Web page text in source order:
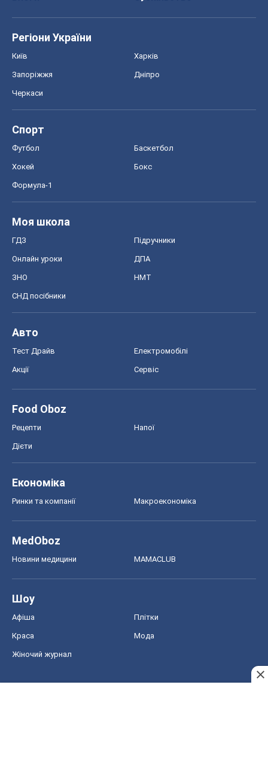
Регіони України
Київ Харків
Запоріжжя Дніпро
Черкаси
Спорт
Футбол Баскетбол
Хокей Бокс
Формула-1
Моя школа
ГДЗ Підручники
Онлайн уроки ДПА
ЗНО НМТ
СНД посібники
Авто
Тест Драйв Електромобілі
Акції Сервіс
Food Oboz
Рецепти Напої
Дієти
Економіка
Ринки та компанії Макроекономіка
MedOboz
Новини медицини MAMACLUB
Шоу
Афіша Плітки
Краса Мода
Жіночий журнал